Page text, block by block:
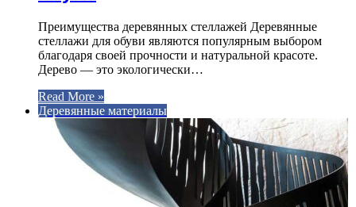
Преимущества деревянных стеллажей Деревянные
стеллажи для обуви являются популярным выбором
благодаря своей прочности и натуральной красоте.
Дерево — это экологически…
Read More »
Деревянные материалы